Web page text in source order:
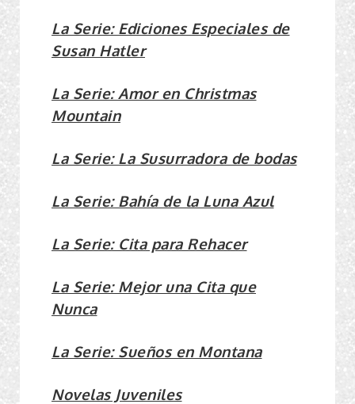
La Serie: Ediciones Especiales de
Susan Hatler
La Serie: Amor en Christmas
Mountain
La Serie: La Susurradora de bodas
La Serie: Bahía de la Luna Azul
La Serie: Cita para Rehacer
La Serie: Mejor una Cita que
Nunca
La Serie: Sueños en Montana
Novelas Juveniles